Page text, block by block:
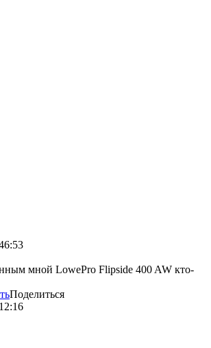
мной LowePro Flipside 400 AW кто-
Поделиться